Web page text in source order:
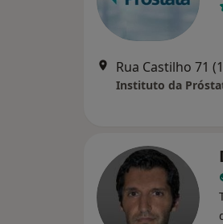
Rua Castilho 71
Instituto da